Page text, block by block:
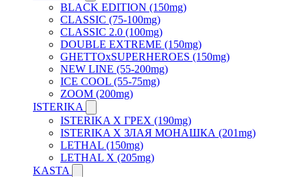
BLACK EDITION (150mg)
CLASSIC (75-100mg)
CLASSIC 2.0 (100mg)
DOUBLE EXTREME (150mg)
GHETTOxSUPERHEROES (150mg)
NEW LINE (55-200mg)
ICE COOL (55-75mg)
ZOOM (200mg)
ISTERIKA
ISTERIKA X ГРЕХ (190mg)
ISTERIKA X ЗЛАЯ МОНАШКА (201mg)
LETHAL (150mg)
LETHAL X (205mg)
KASTA